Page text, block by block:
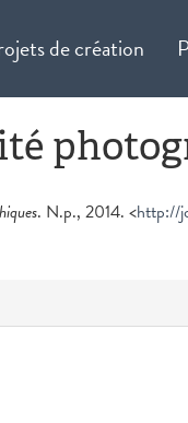
de création
. N.p., 2014. <http://